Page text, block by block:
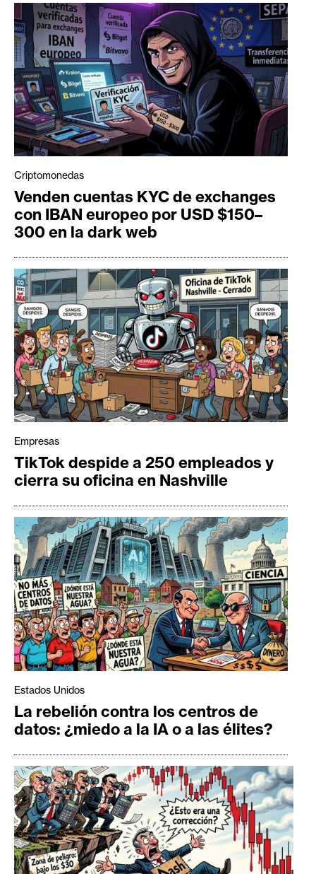
Criptomonedas
Venden cuentas KYC de exchanges
con IBAN europeo por USD $150–
300 en la dark web
Empresas
TikTok despide a 250 empleados y
cierra su oficina en Nashville
Estados Unidos
La rebelión contra los centros de
datos: ¿miedo a la IA o a las élites?